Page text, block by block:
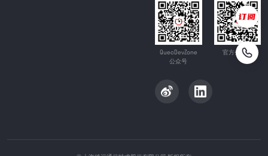
QuecDevZone
公众号
官方公众号